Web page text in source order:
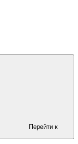
Перейти к